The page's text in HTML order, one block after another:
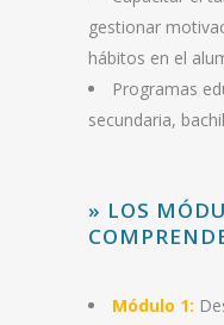
gestionar
hábitos en el
Programas
secundaria,
» LOS
Módulo 1: